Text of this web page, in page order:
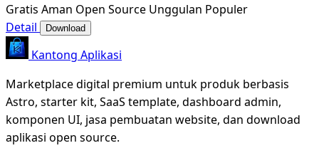
Gratis Aman Open Source Unggulan Populer
Detail
Download
Kantong Aplikasi
Marketplace digital premium untuk produk berbasis
Astro, starter kit, SaaS template, dashboard admin,
komponen UI, jasa pembuatan website, dan download
aplikasi open source.